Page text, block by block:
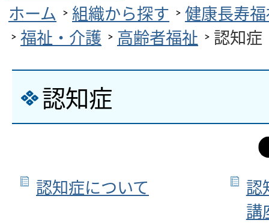
ホーム
組織から探す
健康長寿
福祉・介護
高齢者福祉 認知症
認知症
認知症について
認
講